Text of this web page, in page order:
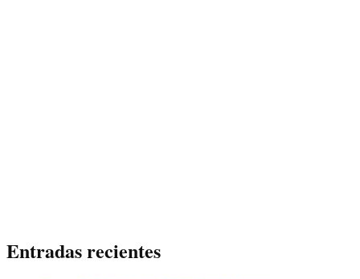
Entradas recientes